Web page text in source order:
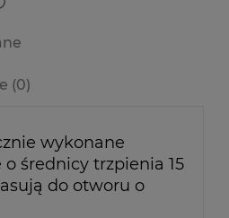
(0)
wykonane
średnicy trzpienia 15
do otworu o